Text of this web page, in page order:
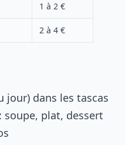
1 à 2 €
2 à 4 €
jour) dans les tascas
plat, dessert